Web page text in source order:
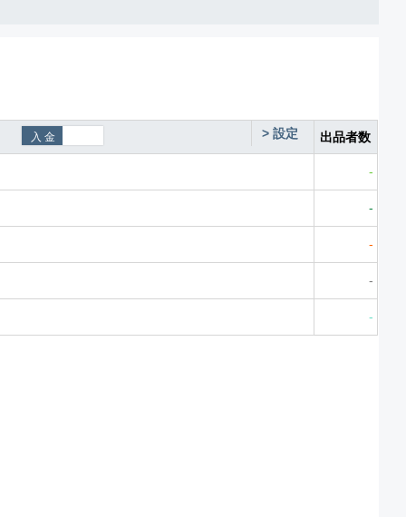
> 設定 出品者数
-
-
-
-
-